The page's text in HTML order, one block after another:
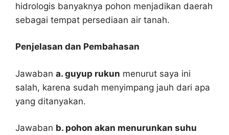
hidrologis banyaknya pohon menjadikan daerah
sebagai tempat persediaan air tanah.
Penjelasan dan Pembahasan
Jawaban a. guyup rukun menurut saya ini
salah, karena sudah menyimpang jauh dari apa
yang ditanyakan.
Jawaban b. pohon akan menurunkan suhu